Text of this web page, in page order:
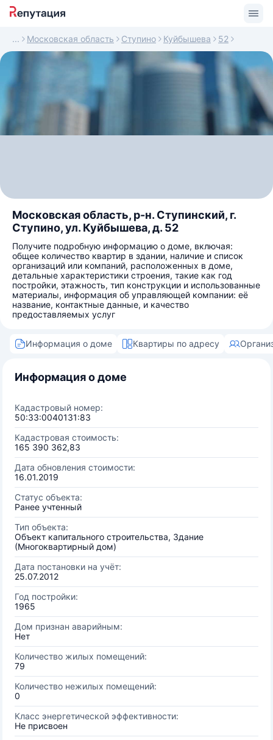
Московская область Ступино Куйбышева 52
Московская область, р-н. Ступинский, г.
Ступино, ул. Куйбышева, д. 52
Получите подробную информацию о доме, включая:
общее количество квартир в здании, наличие и список
организаций или компаний, расположенных в доме,
детальные характеристики строения, такие как год
постройки, этажность, тип конструкции и использованные
материалы, информация об управляющей компании: её
название, контактные данные, и качество
предоставляемых услуг
Информация о доме Квартиры по адресу
Информация о доме
Кадастровый номер:
50:33:0040131:83
Кадастровая стоимость:
165 390 362,83
Дата обновления стоимости:
16.01.2019
Статус объекта:
Ранее учтенный
Тип объекта:
Объект капитального строительства, Здание
(Многоквартирный дом)
Дата постановки на учёт:
25.07.2012
Год постройки:
1965
Дом признан аварийным:
Нет
Количество жилых помещений:
79
Количество нежилых помещений:
0
Класс энергетической эффективности:
Не присвоен